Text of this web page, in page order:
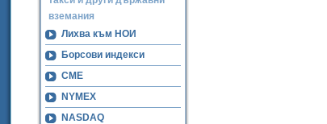
вземания
Лихва към НОИ
Борсови индекси
CME
NYMEX
NASDAQ